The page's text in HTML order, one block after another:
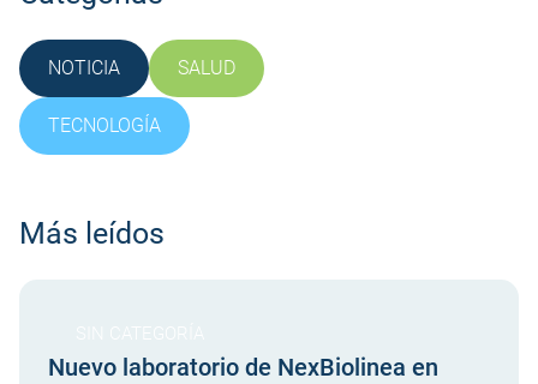
NOTICIA SALUD
TECNOLOGÍA
Más leídos
Nuevo laboratorio de NexBiolinea en